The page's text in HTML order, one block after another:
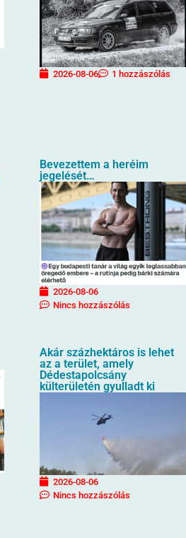
2026-08-06 1 hozzászólás
Bevezettem a heréim
jegelését…
2026-08-06
Nincs hozzászólás
Akár százhektáros is lehet
az a terület, amely
Dédestapolcsány
külterületén gyulladt ki
2026-08-06
Nincs hozzászólás